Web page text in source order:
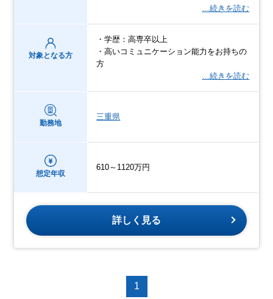
…続きを読む
対象となる方
・学歴：高専卒以上
・高いコミュニケーション能力をお持ちの
方
…続きを読む
勤務地
三重県
想定年収
610～1120万円
詳しく見る
1